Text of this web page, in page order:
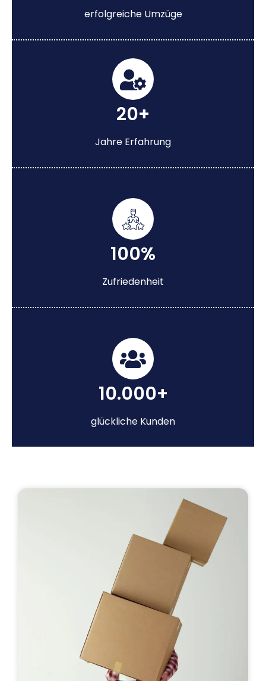
erfolgreiche Umzüge
20+
Jahre Erfahrung
100%
Zufriedenheit
10.000+
glückliche Kunden